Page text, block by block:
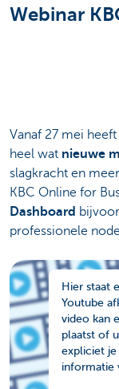
Webinar
Vanaf 27 mei
heel wat nieuwe
slagkracht en
KBC Online for
Dashboard
professionele
Hier staat
Youtube
video kan
plaatst of
expliciet
informatie